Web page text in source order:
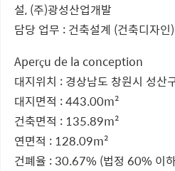
설, (주)광성산업개발
담당 업무 : 건축설계 (건축디자인)
Aperçu de la conception
대지위치 : 경상남도 창원시 성산
대지면적 : 443.00m²
건축면적 : 135.89m²
연면적 : 128.09m²
건폐율 : 30.67% (법정 60% 이